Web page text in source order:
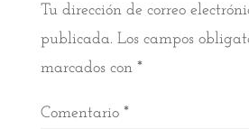
Tu dirección de correo
publicada. Los campos
marcados con *
Comentario *